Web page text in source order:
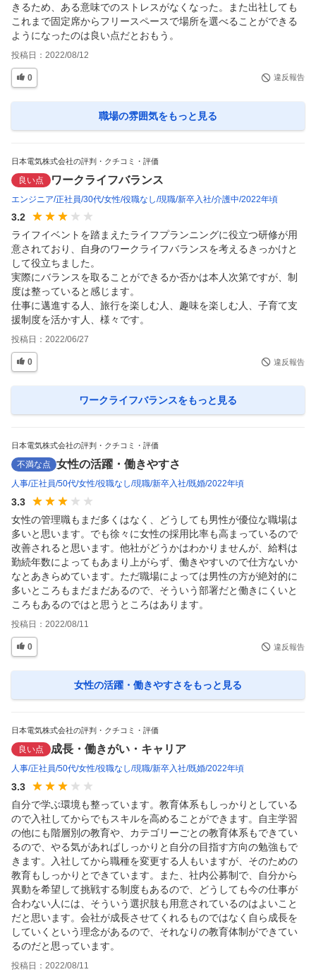
きるため、ある意味でのストレスがなくなった。また出社しても
これまで固定席からフリースペースで場所を選べることができる
ようになったのは良い点だとおもう。
投稿日： 2022/08/12
0 違反報告
職場の雰囲気をもっと見る
日本電気株式会社の評判・クチコミ・評価
良い点 ワークライフバランス
エンジニア 正社員 30代 女性 役職なし 現職 新卒入社 介護中 2022年頃
3.2
ライフイベントを踏まえたライフプランニングに役立つ研修が用
意されており、自身のワークライフバランスを考えるきっかけと
して役立ちました。
実際にバランスを取ることができるか否かは本人次第ですが、制
度は整っていると感じます。
仕事に邁進する人、旅行を楽しむ人、趣味を楽しむ人、子育て支
援制度を活かす人、様々です。
投稿日： 2022/06/27
0 違反報告
ワークライフバランスをもっと見る
日本電気株式会社の評判・クチコミ・評価
不満な点 女性の活躍・働きやすさ
人事 正社員 50代 女性 役職なし 現職 新卒入社 既婚 2022年頃
3.3
女性の管理職もまだ多くはなく、どうしても男性が優位な職場は
多いと思います。でも徐々に女性の採用比率も高まっているので
改善されると思います。他社がどうかはわかりませんが、給料は
勤続年数によってもあまり上がらず、働きやすいので仕方ないか
なとあきらめています。ただ職場によっては男性の方が絶対的に
多いところもまだまだあるので、そういう部署だと働きにくいと
ころもあるのではと思うところはあります。
投稿日： 2022/08/11
0 違反報告
女性の活躍・働きやすさをもっと見る
日本電気株式会社の評判・クチコミ・評価
良い点 成長・働きがい・キャリア
人事 正社員 50代 女性 役職なし 現職 新卒入社 既婚 2022年頃
3.3
自分で学ぶ環境も整っています。教育体系もしっかりとしている
ので入社してからでもスキルを高めることができます。自主学習
の他にも階層別の教育や、カテゴリーごとの教育体系もできてい
るので、やる気があればしっかりと自分の目指す方向の勉強もで
きます。入社してから職種を変更する人もいますが、そのための
教育もしっかりとできています。また、社内公募制で、自分から
異動を希望して挑戦する制度もあるので、どうしても今の仕事が
合わない人には、そういう選択肢も用意されているのはよいこと
だと思います。会社が成長させてくれるものではなく自ら成長を
していくという理念があるので、それなりの教育体制ができてい
るのだと思っています。
投稿日： 2022/08/11